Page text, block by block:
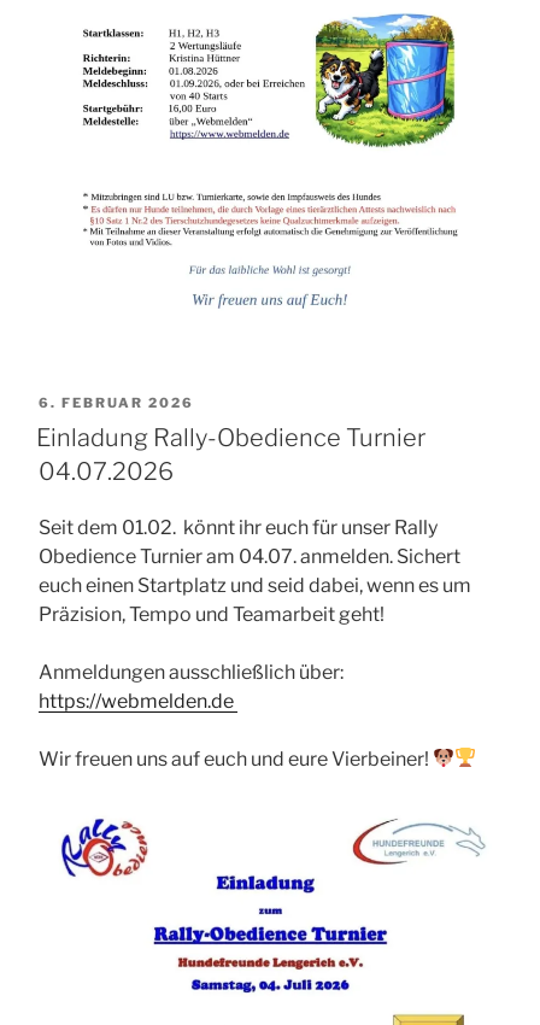
VERÖFFENTLICHT
AM
6. FEBRUAR 2026
Einladung Rally-Obedience Turnier
04.07.2026
Seit dem 01.02. könnt ihr euch für unser Rally
Obedience Turnier am 04.07. anmelden. Sichert
euch einen Startplatz und seid dabei, wenn es um
Präzision, Tempo und Teamarbeit geht!
Anmeldungen ausschließlich über:
https://webmelden.de
Wir freuen uns auf euch und eure Vierbeiner!